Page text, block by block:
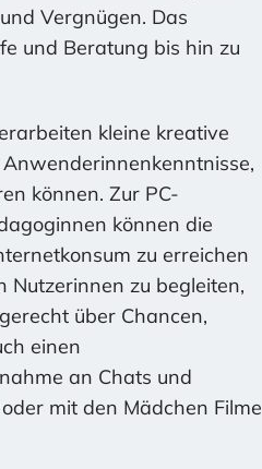
Vergnügen. Das
und Beratung bis hin zu
kleine kreative
können. Zur PC-
können die
zu erreichen
zu begleiten,
über Chancen,
einen
an Chats und
mit den Mädchen Filme